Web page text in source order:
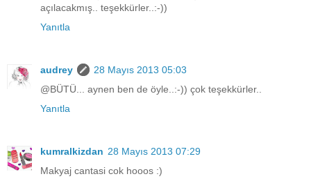
açılacakmış.. teşekkürler..:-))
Yanıtla
audrey
28 Mayıs 2013 05:03
@BÜTÜ... aynen ben de öyle..:-)) çok teşekkürler..
Yanıtla
kumralkizdan 28 Mayıs 2013 07:29
Makyaj cantasi cok hooos :)